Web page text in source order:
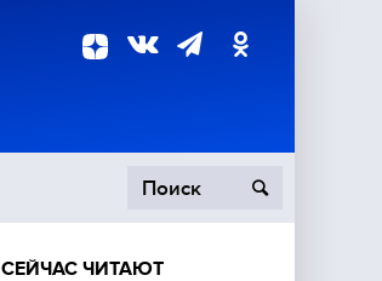
СЕЙЧАС ЧИТАЮТ